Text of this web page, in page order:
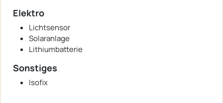
Elektro
Lichtsensor
Solaranlage
Lithiumbatterie
Sonstiges
Isofix